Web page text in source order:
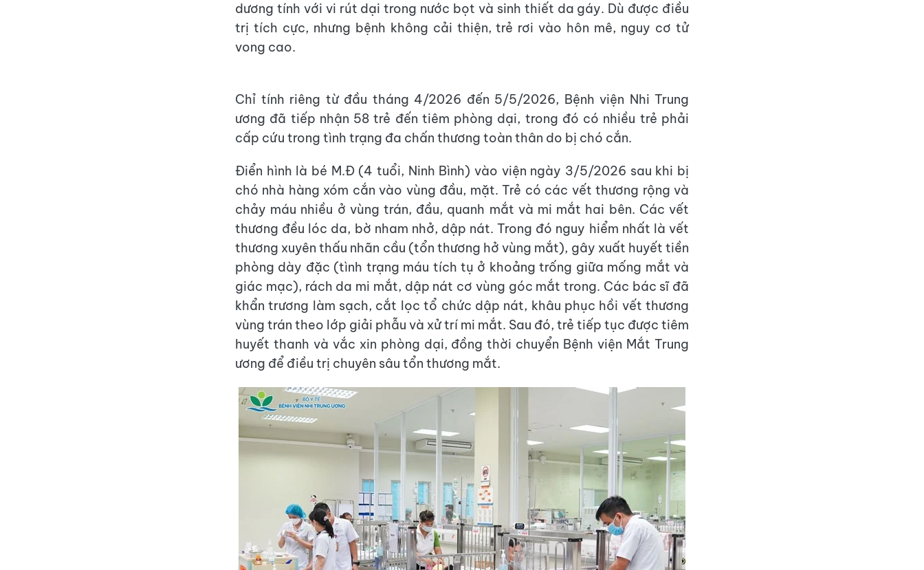
dương tính với vi rút dại trong nước bọt và sinh thiết da gáy. Dù được điều
trị tích cực, nhưng bệnh không cải thiện, trẻ rơi vào hôn mê, nguy cơ tử
vong cao.
Chỉ tính riêng từ đầu tháng 4/2026 đến 5/5/2026, Bệnh viện Nhi Trung
ương đã tiếp nhận 58 trẻ đến tiêm phòng dại, trong đó có nhiều trẻ phải
cấp cứu trong tình trạng đa chấn thương toàn thân do bị chó cắn.
Điển hình là bé M.Đ (4 tuổi, Ninh Bình) vào viện ngày 3/5/2026 sau khi bị
chó nhà hàng xóm cắn vào vùng đầu, mặt. Trẻ có các vết thương rộng và
chảy máu nhiều ở vùng trán, đầu, quanh mắt và mi mắt hai bên. Các vết
thương đều lóc da, bờ nham nhở, dập nát. Trong đó nguy hiểm nhất là vết
thương xuyên thấu nhãn cầu (tổn thương hở vùng mắt), gây xuất huyết tiền
phòng dày đặc (tình trạng máu tích tụ ở khoảng trống giữa mống mắt và
giác mạc), rách da mi mắt, dập nát cơ vùng góc mắt trong. Các bác sĩ đã
khẩn trương làm sạch, cắt lọc tổ chức dập nát, khâu phục hồi vết thương
vùng trán theo lớp giải phẫu và xử trí mi mắt. Sau đó, trẻ tiếp tục được tiêm
huyết thanh và vắc xin phòng dại, đồng thời chuyển Bệnh viện Mắt Trung
ương để điều trị chuyên sâu tổn thương mắt.